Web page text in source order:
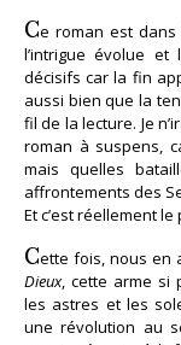
Ce roman est dans
l’intrigue évolue
décisifs car la fin
aussi bien que la
fil de la lecture. Je
roman à suspens,
mais quelles
affrontements des
Et c’est réellement
Cette fois, nous en
Dieux, cette arme si
les astres et les
une révolution au